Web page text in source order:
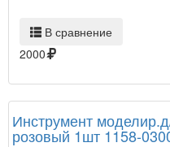
В сравнение
2000
Инструмент
розовый 1шт 1158-